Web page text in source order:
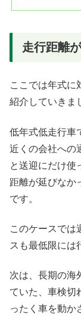
走行距離
ここでは年式に
紹介していきま
低年式低走行車
近くの会社への
と送迎にだけ使
距離が延びなか
です。
このケースでは
スも最低限には
次は、長期の海
ていた、車検切
ったく車を動か